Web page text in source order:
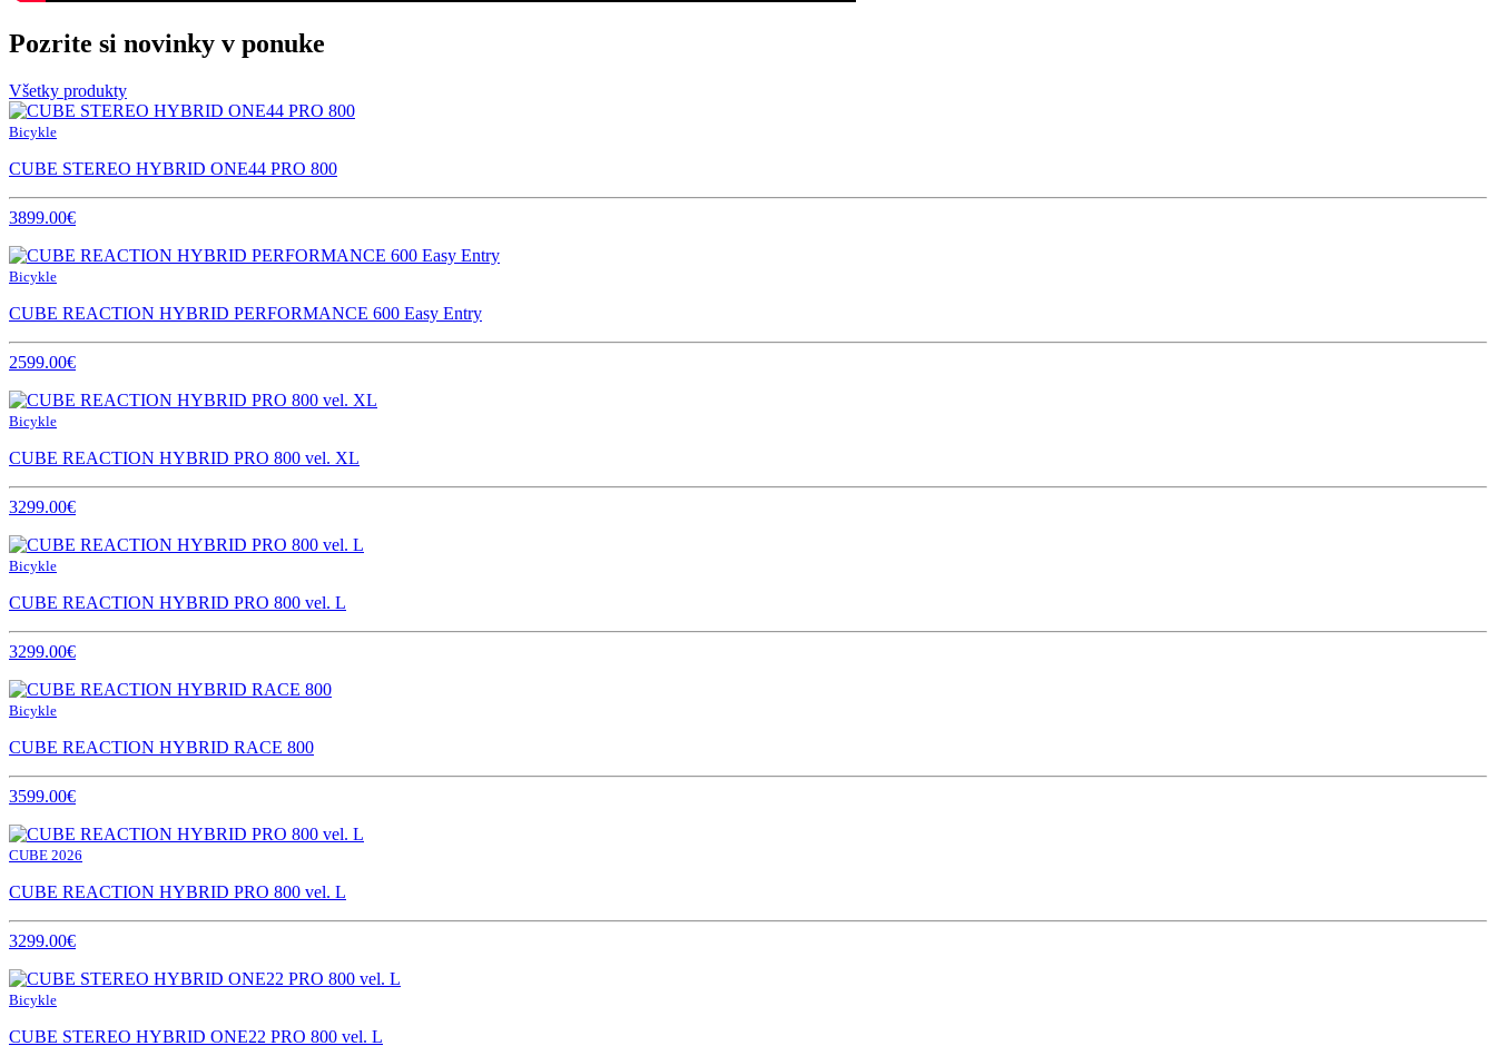
Pozrite si novinky v ponuke
Všetky produkty
Bicykle
CUBE STEREO HYBRID ONE44 PRO 800
3899.00€
Bicykle
CUBE REACTION HYBRID PERFORMANCE 600 Easy Entry
2599.00€
Bicykle
CUBE REACTION HYBRID PRO 800 vel. XL
3299.00€
Bicykle
CUBE REACTION HYBRID PRO 800 vel. L
3299.00€
Bicykle
CUBE REACTION HYBRID RACE 800
3599.00€
CUBE 2026
CUBE REACTION HYBRID PRO 800 vel. L
3299.00€
Bicykle
CUBE STEREO HYBRID ONE22 PRO 800 vel. L